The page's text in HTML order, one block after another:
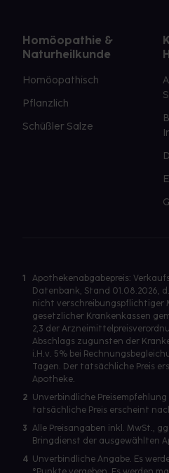
Homöopathie &
Naturheilkunde
Homöopathisch
Pflanzlich
Schüßler Salze
1
Apothekenabgabepreis:
Datenbank, Stand 01.08.2026,
nicht verschreibungspflichtiger
gesetzlicher Krankenkassen
2,3 der
Abschlags zugunsten der
i.H.v. 5% bei
Tagen. Der tatsächliche Preis
Apotheke.
2 Unverbindliche
tatsächliche Preis erscheint
3 Alle Preisangaben inkl. MwSt.,
Bringdienst der ausgewählten
4 Unverbindliche Angabe. Es